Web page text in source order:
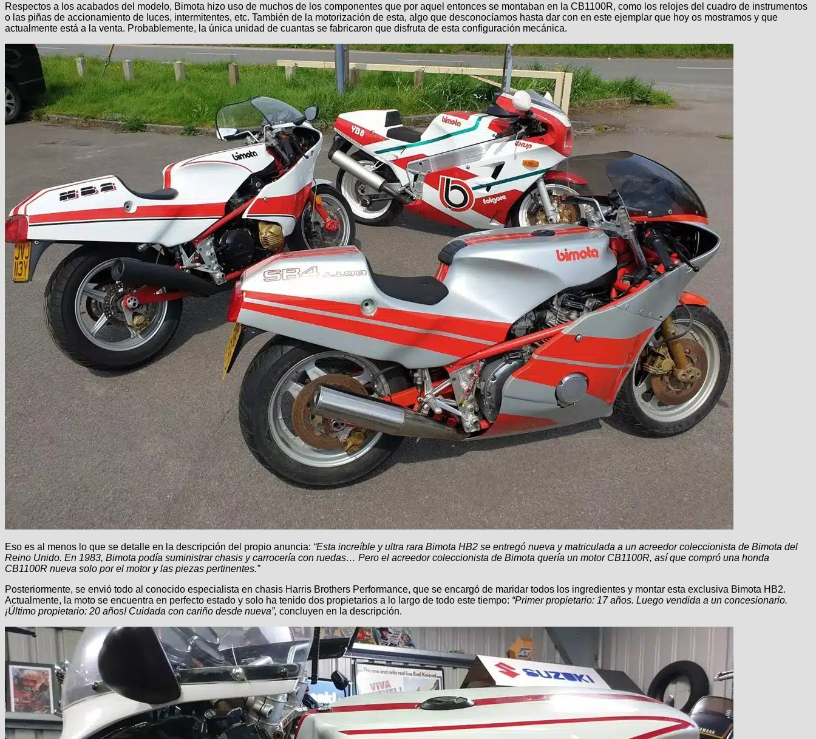
Respectos a los acabados del modelo, Bimota hizo uso de muchos de los componentes que por aquel entonces se montaban en la CB1100R, como los relojes del cuadro de instrumentos
o las piñas de accionamiento de luces, intermitentes, etc. También de la motorización de esta, algo que desconocíamos hasta dar con en este ejemplar que hoy os mostramos y que
actualmente está a la venta. Probablemente, la única unidad de cuantas se fabricaron que disfruta de esta configuración mecánica.
Eso es al menos lo que se detalle en la descripción del propio anuncia: “Esta increíble y ultra rara Bimota HB2 se entregó nueva y matriculada a un acreedor coleccionista de Bimota del
Reino Unido. En 1983, Bimota podía suministrar chasis y carrocería con ruedas… Pero el acreedor coleccionista de Bimota quería un motor CB1100R, así que compró una honda
CB1100R nueva solo por el motor y las piezas pertinentes.”
Posteriormente, se envió todo al conocido especialista en chasis Harris Brothers Performance, que se encargó de maridar todos los ingredientes y montar esta exclusiva Bimota HB2.
Actualmente, la moto se encuentra en perfecto estado y solo ha tenido dos propietarios a lo largo de todo este tiempo: “Primer propietario: 17 años. Luego vendida a un concesionario.
¡Último propietario: 20 años! Cuidada con cariño desde nueva”, concluyen en la descripción.